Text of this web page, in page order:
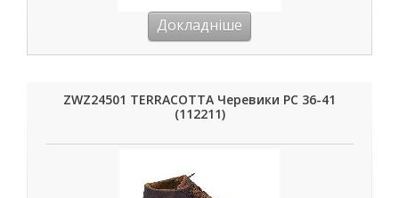
Докладніше
ZWZ24501 TERRACOTTA Черевики РС 36-41
(112211)